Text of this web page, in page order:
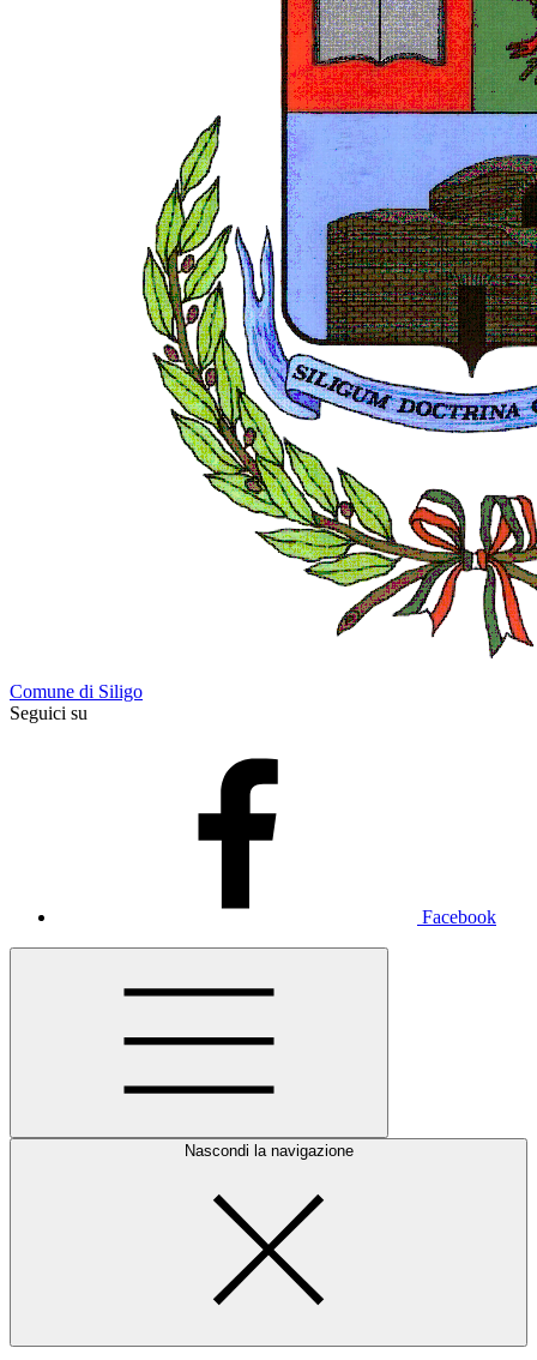
Comune di Siligo
Seguici su
Facebook
Nascondi la navigazione